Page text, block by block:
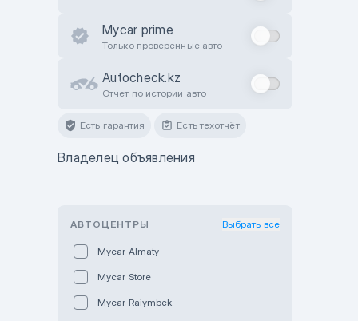
Mycar prime
Только проверенные авто
Autocheck.kz
Отчет по истории авто
Есть гарантия Есть техотчёт
Владелец объявления
АВТОЦЕНТРЫ Выбрать все
Mycar Almaty
Mycar Store
Mycar Raiymbek